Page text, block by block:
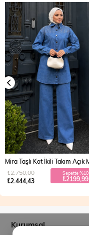
₺2.444,43
₺2.750,00 Sepette %10
₺2199,99
Kurumsal